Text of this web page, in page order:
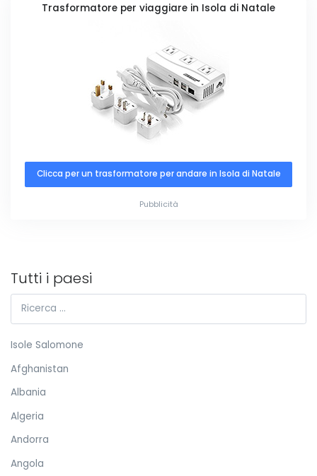
Trasformatore per viaggiare in Isola di Natale
Clicca per un trasformatore per andare in Isola di Natale
Pubblicità
Tutti i paesi
Isole Salomone
Afghanistan
Albania
Algeria
Andorra
Angola